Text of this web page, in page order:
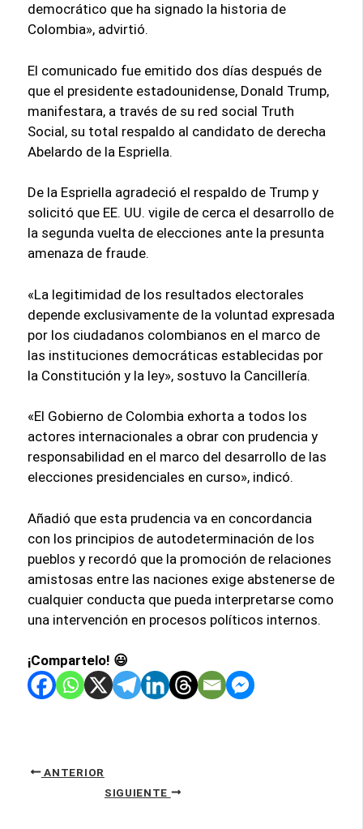
democrático que ha signado la historia de
Colombia», advirtió.
El comunicado fue emitido dos días después de
que el presidente estadounidense, Donald Trump,
manifestara, a través de su red social Truth
Social, su total respaldo al candidato de derecha
Abelardo de la Espriella.
De la Espriella agradeció el respaldo de Trump y
solicitó que EE. UU. vigile de cerca el desarrollo de
la segunda vuelta de elecciones ante la presunta
amenaza de fraude.
«La legitimidad de los resultados electorales
depende exclusivamente de la voluntad expresada
por los ciudadanos colombianos en el marco de
las instituciones democráticas establecidas por
la Constitución y la ley», sostuvo la Cancillería.
«El Gobierno de Colombia exhorta a todos los
actores internacionales a obrar con prudencia y
responsabilidad en el marco del desarrollo de las
elecciones presidenciales en curso», indicó.
Añadió que esta prudencia va en concordancia
con los principios de autodeterminación de los
pueblos y recordó que la promoción de relaciones
amistosas entre las naciones exige abstenerse de
cualquier conducta que pueda interpretarse como
una intervención en procesos políticos internos.
¡Compartelo! 😃
ANTERIOR
SIGUIENTE